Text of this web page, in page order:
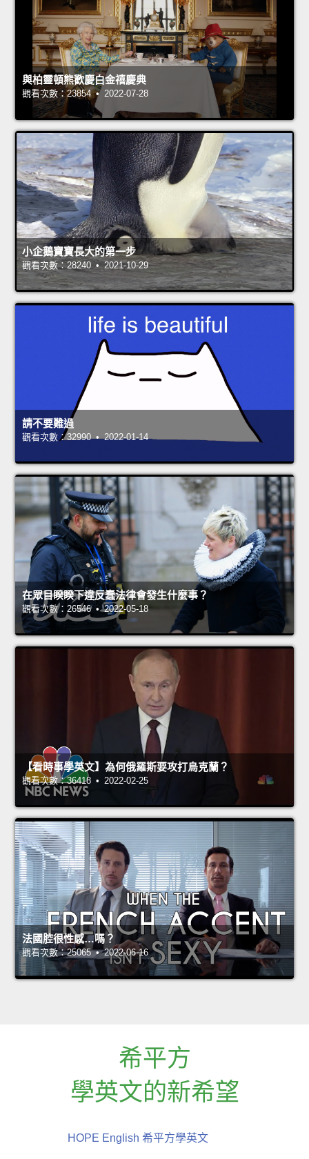
與柏靈頓熊歡慶白金禧慶典
觀看次數：23854 • 2022-07-28
小企鵝寶寶長大的第一步
觀看次數：28240 • 2021-10-29
請不要難過
觀看次數：32990 • 2022-01-14
在眾目睽睽下違反蠢法律會發生什麼事？
觀看次數：26546 • 2022-05-18
【看時事學英文】為何俄羅斯要攻打烏克蘭？
觀看次數：36418 • 2022-02-25
法國腔很性感…嗎？
觀看次數：25065 • 2022-06-16
希平方
學英文的新希望
HOPE English 希平方學英文